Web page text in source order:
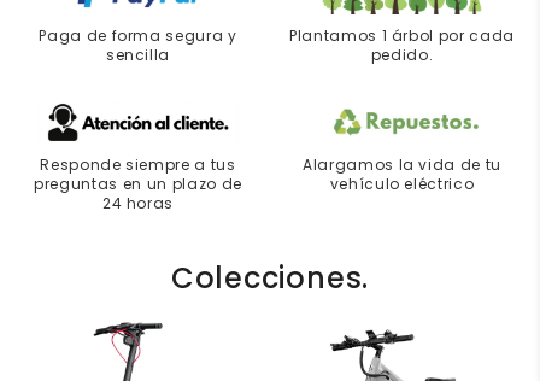
Paga de forma segura y
sencilla
Plantamos 1 árbol por cada
pedido.
Responde siempre a tus
preguntas en un plazo de
24 horas
Alargamos la vida de tu
vehículo eléctrico
Colecciones.